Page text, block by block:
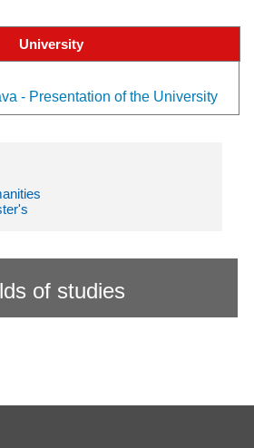
University
- Presentation of the University
of studies